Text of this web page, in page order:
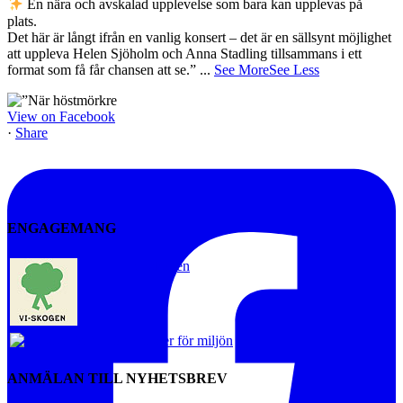
En nära och avskalad upplevelse som bara kan upplevas på
plats.
Det här är långt ifrån en vanlig konsert – det är en sällsynt möjlighet
att uppleva Helen Sjöholm och Anna Stadling tillsammans i ett
format som få får chansen att se.” ... See MoreSee Less
View on Facebook
· Share
ENGAGEMANG
Vi-skogen
Artister för miljön
ANMÄLAN TILL NYHETSBREV